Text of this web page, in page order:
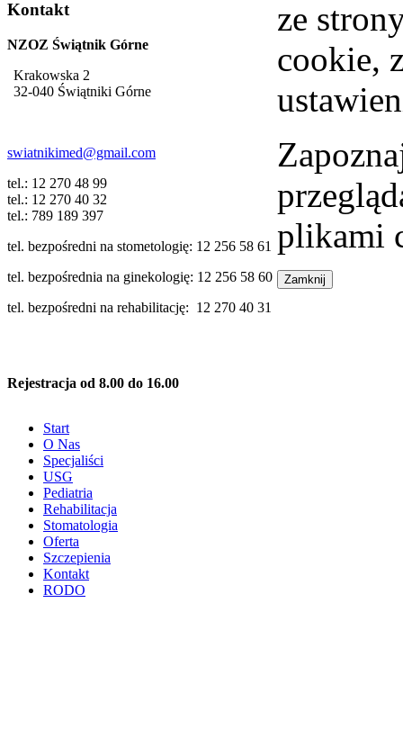
Kontakt
NZOZ Świątnik Górne
Krakowska 2
32-040 Świątniki Górne
swiatnikimed@gmail.com
tel.: 12 270 48 99
tel.: 12 270 40 32
tel.: 789 189 397
tel. bezpośredni na stometologię: 12 256 58 61
tel. bezpośrednia na ginekologię: 12 256 58 60
tel. bezpośredni na rehabilitację: 12 270 40 31
Rejestracja od 8.00 do 16.00
Start
O Nas
Specjaliści
USG
Pediatria
Rehabilitacja
Stomatologia
Oferta
Szczepienia
Kontakt
RODO
ze
cookie,
plikami